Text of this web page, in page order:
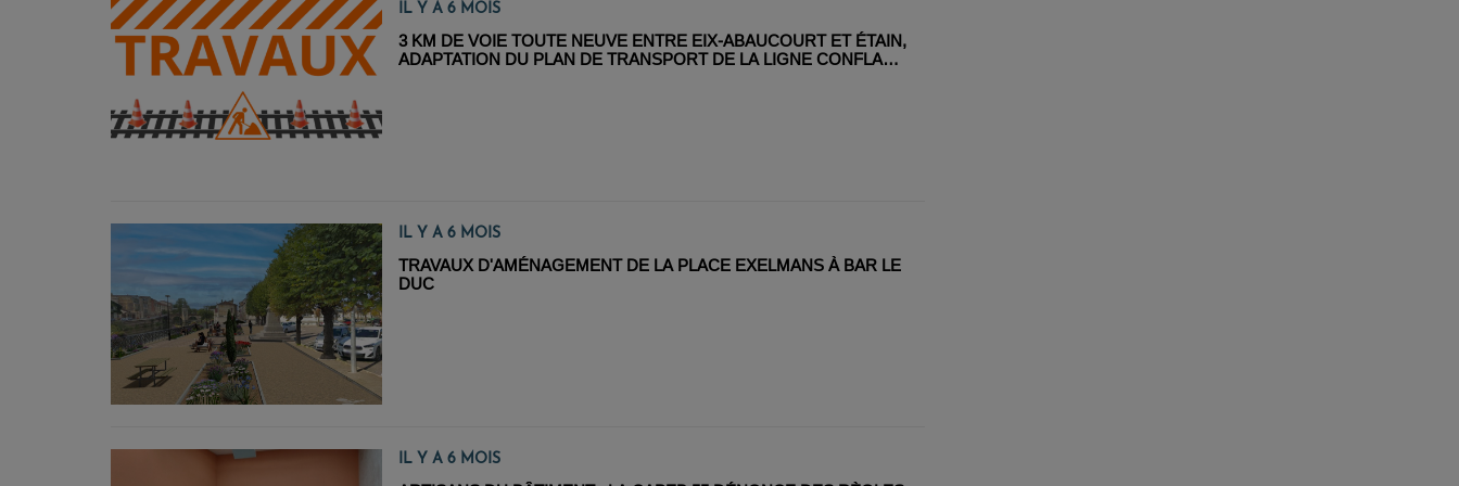
IL Y A 6 MOIS
3 KM DE VOIE TOUTE NEUVE ENTRE EIX-ABAUCOURT ET ÉTAIN,
ADAPTATION DU PLAN DE TRANSPORT DE LA LIGNE CONFLANS
IL Y A 6 MOIS
TRAVAUX D'AMÉNAGEMENT DE LA PLACE EXELMANS À BAR LE
DUC
IL Y A 6 MOIS